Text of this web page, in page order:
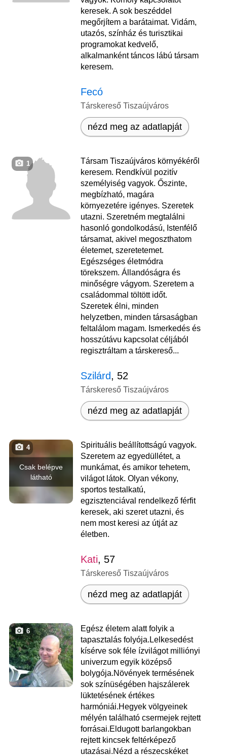
keresek. A sok beszéddel
megőrjítem a barátaimat. Vidám,
utazós, színház és turisztikai
programokat kedvelő,
alkalmanként táncos lábú társam
keresem.
Fecó
Társkereső Tiszaújváros
nézd meg az adatlapját
1
Társam Tiszaújváros környékéről
keresem. Rendkívül pozitív
személyiség vagyok. Őszinte,
megbízható, magára
környezetére igényes. Szeretek
utazni. Szeretném megtalálni
hasonló gondolkodású, Istenfélő
társamat, akivel megoszthatom
életemet, szeretetemet.
Egészséges életmódra
törekszem. Állandóságra és
minőségre vágyom. Szeretem a
családommal töltött időt.
Szeretek élni, minden
helyzetben, minden társaságban
feltalálom magam. Ismerkedés és
hosszútávu kapcsolat céljából
regisztráltam a társkereső...
Szilárd, 52
Társkereső Tiszaújváros
nézd meg az adatlapját
Csak belépve
látható
4
Spirituális beállítottságú vagyok.
Szeretem az egyedüllétet, a
munkámat, és amikor tehetem,
világot látok. Olyan vékony,
sportos testalkatú,
egzisztenciával rendelkező férfit
keresek, aki szeret utazni, és
nem most keresi az útját az
életben.
Kati, 57
Társkereső Tiszaújváros
nézd meg az adatlapját
6
Egész életem alatt folyik a
tapasztalás folyója.Lelkesedést
kísérve sok féle ízvilágot milliónyi
univerzum egyik középső
bolygója.Növények termésének
sok színüségében hajszálerek
lüktetésének értékes
harmóniái.Hegyek völgyeinek
mélyén található csermejek rejtett
forrásai.Eldugott barlangokban
rejtett kincsek feltérképező
utazásai.Nézd a részecskéket